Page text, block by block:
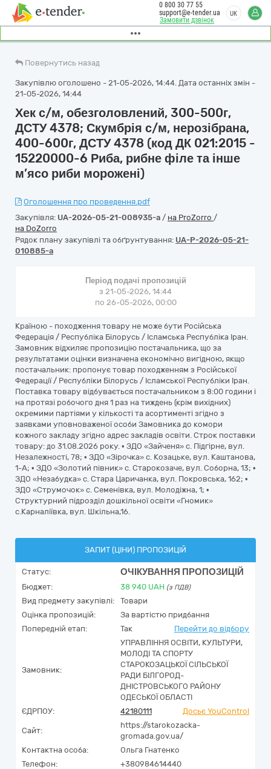
Замовити дзвінок
0 800 30 77 55
support@e-tender.ua
UK
Повернутись назад
Закупівлю оголошено - 21-05-2026, 14:44. Дата останніх змін -
21-05-2026, 14:44
Хек с/м, обезголовлений, 300-500г,
ДСТУ 4378; Скумбрія с/м, нерозібрана,
400-600г, ДСТУ 4378 (код ДК 021:2015 -
15220000-6 Риба, рибне філе та інше
м’ясо риби морожені)
Оголошення про проведення.pdf
Закупівля: UA-2026-05-21-008935-a / на ProZorro /
на DoZorro
Рядок плану закупівлі та обґрунтування: UA-P-2026-05-21-
010885-a
Період подачі пропозицій
з 21-05-2026, 14:44
по 26-05-2026, 00:00
Країною - походження товару не може бути Російська
Федерація / Республіка Білорусь / Ісламська Республіка Іран.
Замовник відхиляє пропозицію постачальника, що за
результатами оцінки визначена економічно вигідною, якщо
постачальник: пропонує товар походженням з Російської
Федерації / Республіки Білорусь / Ісламської Республіки Іран.
Поставка товару відбувається постачальником з 8:00 години і
на протязі робочого дня 1 раз на тиждень (крім вихідних)
окремими партіями у кількості та асортименті згідно з
заявками уповноваженої особи Замовника до комори
кожного закладу згідно адрес закладів освіти. Строк поставки
товару: до 31.08.2026 року. • ЗДО «Зайченя» с. Підгірне, вул.
Незалежності, 78; • ЗДО «Зірочка» с. Козацьке, вул. Каштанова,
1-А; • ЗДО «Золотий півник» с. Старокозаче, вул. Соборна, 13; •
ЗДО «Незабудка» с. Стара Царичанка, вул. Покровська, 162; •
ЗДО «Струмочок» с. Семенівка, вул. Молодіжна, 1; •
Структурний підрозділ дошкільної освіти «Гномик»
с.Карналіївка, вул. Шкільна,16.
ЗАПИТ (ЦІНИ) ПРОПОЗИЦІЙ
Статус: ОЧІКУВАННЯ ПРОПОЗИЦІЙ
Бюджет: 38 940 UAH (з ПДВ)
Вид предмету закупівлі:
Товари
Оцінка пропозицій:
За вартістю придбання
Попередній етап:
Так Перейти до відбору
Замовник:
УПРАВЛІННЯ ОСВІТИ, КУЛЬТУРИ,
МОЛОДІ ТА СПОРТУ
СТАРОКОЗАЦЬКОЇ СІЛЬСЬКОЇ
РАДИ БІЛГОРОД-
ДНІСТРОВСЬКОГО РАЙОНУ
ОДЕСЬКОЇ ОБЛАСТІ
ЄДРПОУ:
42180111 Досьє YouControl
Сайт:
https://starokozacka-
gromada.gov.ua/
Контактна особа:
Ольга Гнатенко
Телефон:
+380984614440